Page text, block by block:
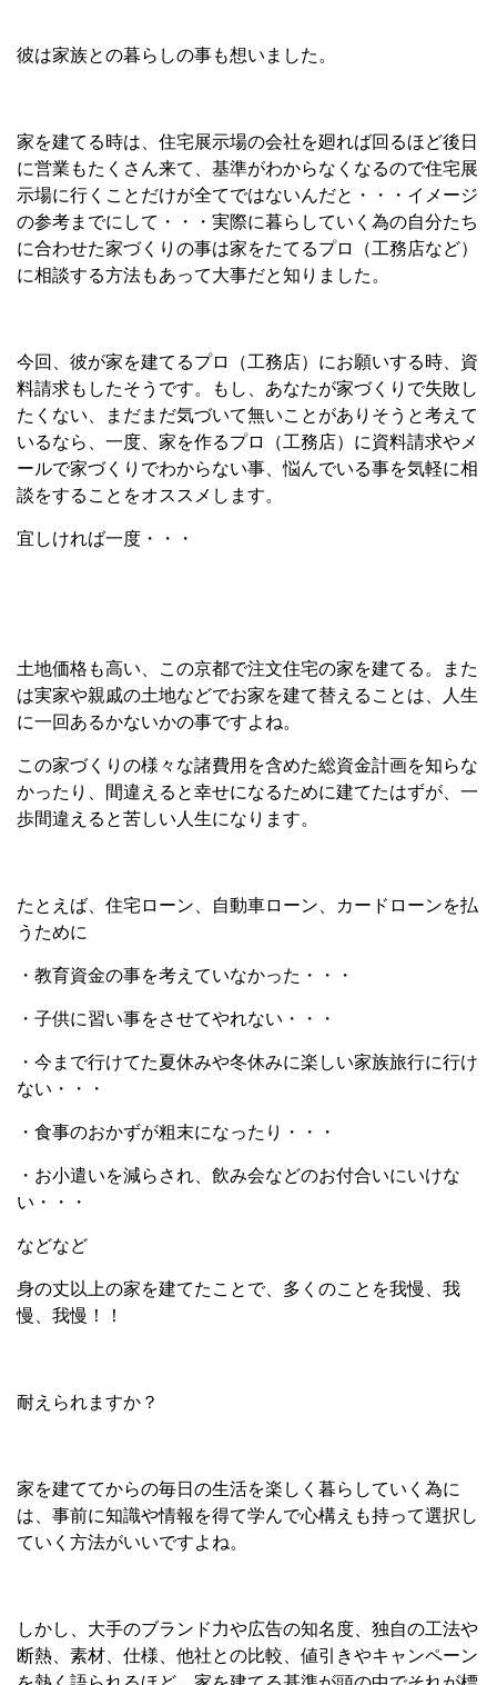
彼は家族との暮らしの事も想いました。
家を建てる時は、住宅展示場の会社を廻れば回るほど後日
に営業もたくさん来て、基準がわからなくなるので住宅展
示場に行くことだけが全てではないんだと・・・イメージ
の参考までにして・・・実際に暮らしていく為の自分たち
に合わせた家づくりの事は家をたてるプロ（工務店など）
に相談する方法もあって大事だと知りました。
今回、彼が家を建てるプロ（工務店）にお願いする時、資
料請求もしたそうです。もし、あなたが家づくりで失敗し
たくない、まだまだ気づいて無いことがありそうと考えて
いるなら、一度、家を作るプロ（工務店）に資料請求やメ
ールで家づくりでわからない事、悩んでいる事を気軽に相
談をすることをオススメします。
宜しければ一度・・・
土地価格も高い、この京都で注文住宅の家を建てる。また
は実家や親戚の土地などでお家を建て替えることは、人生
に一回あるかないかの事ですよね。
この家づくりの様々な諸費用を含めた総資金計画を知らな
かったり、間違えると幸せになるために建てたはずが、一
歩間違えると苦しい人生になります。
たとえば、住宅ローン、自動車ローン、カードローンを払
うために
・教育資金の事を考えていなかった・・・
・子供に習い事をさせてやれない・・・
・今まで行けてた夏休みや冬休みに楽しい家族旅行に行け
ない・・・
・食事のおかずが粗末になったり・・・
・お小遣いを減らされ、飲み会などのお付合いにいけな
い・・・
などなど
身の丈以上の家を建てたことで、多くのことを我慢、我
慢、我慢！！
耐えられますか？
家を建ててからの毎日の生活を楽しく暮らしていく為に
は、事前に知識や情報を得て学んで心構えも持って選択し
ていく方法がいいですよね。
しかし、大手のブランド力や広告の知名度、独自の工法や
断熱、素材、仕様、他社との比較、値引きやキャンペーン